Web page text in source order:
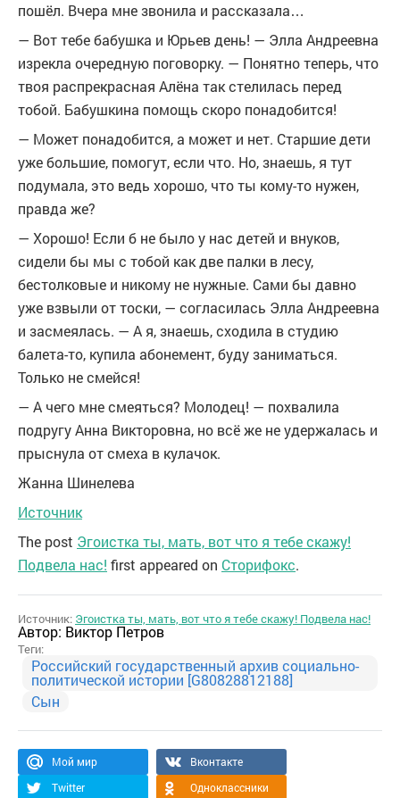
пошёл. Вчера мне звонила и рассказала…
— Вот тебе бабушка и Юрьев день! — Элла Андреевна
изрекла очередную поговорку. — Понятно теперь, что
твоя распрекрасная Алёна так стелилась перед
тобой. Бабушкина помощь скоро понадобится!
— Может понадобится, а может и нет. Старшие дети
уже большие, помогут, если что. Но, знаешь, я тут
подумала, это ведь хорошо, что ты кому-то нужен,
правда же?
— Хорошо! Если б не было у нас детей и внуков,
сидели бы мы с тобой как две палки в лесу,
бестолковые и никому не нужные. Сами бы давно
уже взвыли от тоски, — согласилась Элла Андреевна
и засмеялась. — А я, знаешь, сходила в студию
балета-то, купила абонемент, буду заниматься.
Только не смейся!
— А чего мне смеяться? Молодец! — похвалила
подругу Анна Викторовна, но всё же не удержалась и
прыснула от смеха в кулачок.
Жанна Шинелева
Источник
The post Эгоистка ты, мать, вот что я тебе скажу!
Подвела нас! first appeared on Сторифокс.
Источник: Эгоистка ты, мать, вот что я тебе скажу! Подвела нас!
Автор: Виктор Петров
Теги:
Российский государственный архив социально-
политической истории [G80828812188]
Сын
Мой мир
Вконтакте
Twitter
Одноклассники